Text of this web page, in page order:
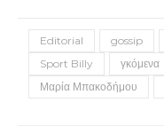
Editorial gossip
Sport Billy
γκόμενα
Μαρία Μπακοδήμου